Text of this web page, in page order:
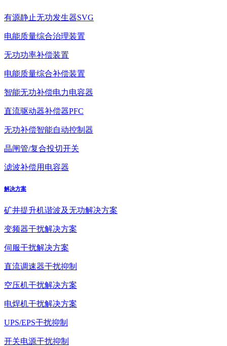
有源静止无功发生器SVG
电能质量综合治理装置
无功功率补偿装置
电能质量综合补偿装置
智能无功补偿电力电容器
直流驱动器补偿器PFC
无功补偿智能自动控制器
晶闸管/复合投切开关
滤波补偿用电容器
解决方案
矿井提升机谐波及无功解决方案
变频器干扰解决方案
伺服干扰解决方案
直流调速器干扰抑制
空压机干扰解决方案
电焊机干扰解决方案
UPS/EPS干扰抑制
开关电源干扰抑制